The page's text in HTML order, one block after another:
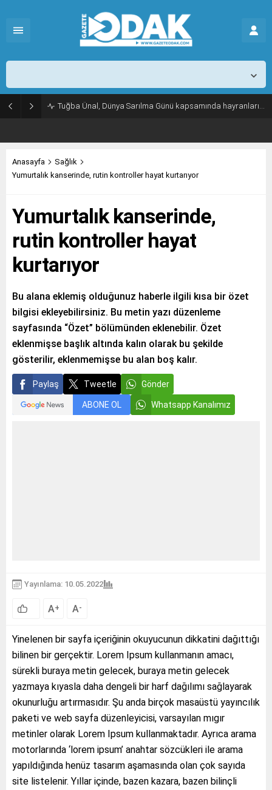
Tuğba Ünal, Dünya Sarılma Günü kapsamında hayranlarıyla buluştu
Anasayfa
Sağlık
Yumurtalık kanserinde, rutin kontroller hayat kurtarıyor
Yumurtalık kanserinde,
rutin kontroller hayat
kurtarıyor
Bu alana eklemiş olduğunuz haberle ilgili kısa bir özet
bilgisi ekleyebilirsiniz. Bu metin yazı düzenleme
sayfasında “Özet” bölümünden eklenebilir. Özet
eklenmişse başlık altında kalın olarak bu şekilde
gösterilir, eklenmemişse bu alan boş kalır.
Paylaş Tweetle Gönder
ABONE OL Whatsapp Kanalımız
Yayınlama: 10.05.2022
A+ A-
Yinelenen bir sayfa içeriğinin okuyucunun dikkatini dağıttığı
bilinen bir gerçektir. Lorem Ipsum kullanmanın amacı,
sürekli buraya metin gelecek, buraya metin gelecek
yazmaya kıyasla daha dengeli bir harf dağılımı sağlayarak
okunurluğu artırmasıdır. Şu anda birçok masaüstü yayıncılık
paketi ve web sayfa düzenleyicisi, varsayılan mıgır
metinler olarak Lorem Ipsum kullanmaktadır. Ayrıca arama
motorlarında ‘lorem ipsum’ anahtar sözcükleri ile arama
yapıldığında henüz tasarım aşamasında olan çok sayıda
site listelenir. Yıllar içinde, bazen kazara, bazen bilinçli